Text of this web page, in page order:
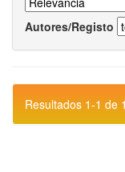
Autores/Registo
Resultados 1-1 de